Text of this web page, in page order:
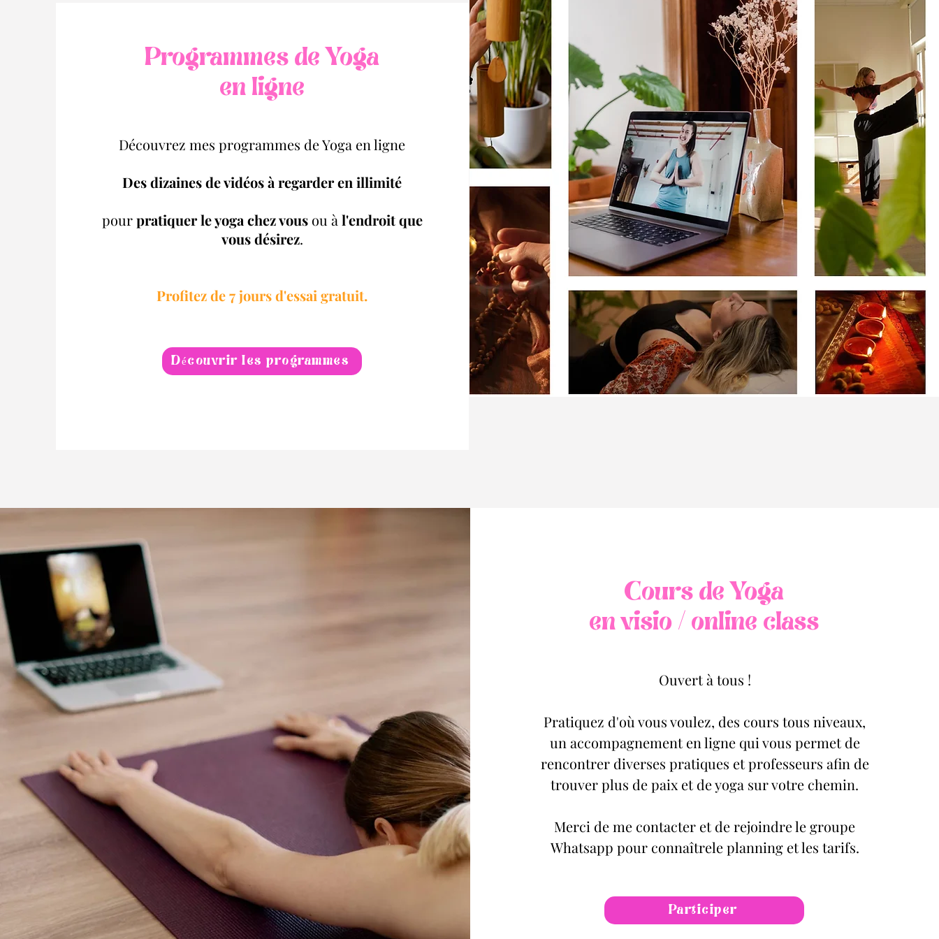
Programmes de Yoga
en ligne
Découvrez mes programmes de Yoga en ligne
Des dizaines de vidéos à regarder en illimité
pourpratiquer le yoga chez vousou à l'endroit que
vous désirez.
Profitez de 7 jours d'essai gratuit.
Découvrir les programmes
Cours de Yoga
en visio / online class
Ouvert à tous !
Pratiquez d'où vous voulez, des cours tous niveaux,
un accompagnement en ligne qui vous permet de
rencontrer diverses pratiques et professeurs afin de
trouver plus de paix et de yoga sur votre chemin.
Merci de me contacter et de rejoindre le groupe
Whatsapp pour connaîtrele planning et les tarifs.
Participer